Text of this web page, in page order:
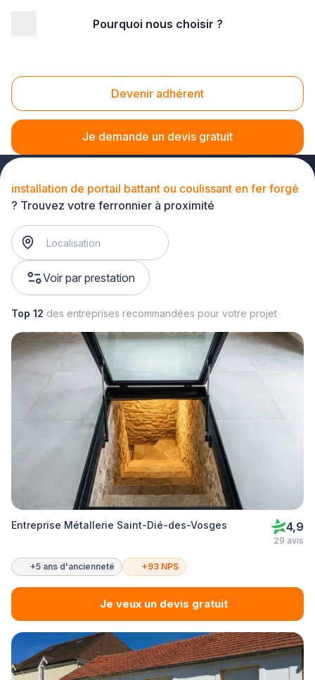
Pourquoi nous choisir ?
Devenir adhérent
Je demande un devis gratuit
Installation de portail battant ou coulissant en fer
forgé
installation de portail battant ou coulissant en fer forgé
? Trouvez votre ferronnier à proximité
Voir par prestation
Top 12 des entreprises recommandées pour votre projet
Entreprise Métallerie Saint-Dié-des-Vosges 4,9
29 avis
+5 ans d'ancienneté +93 NPS
Je veux un devis gratuit